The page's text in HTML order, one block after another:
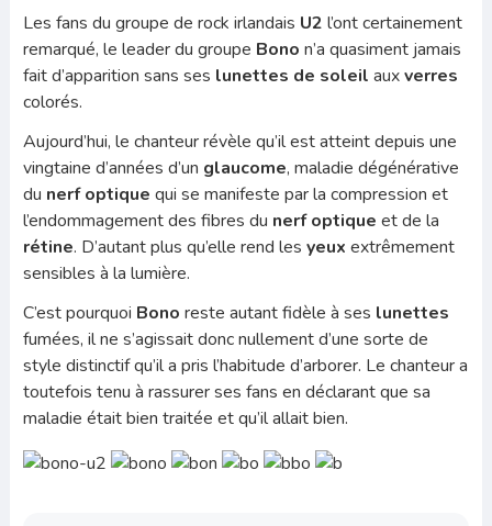
Les fans du groupe de rock irlandais U2 l’ont certainement
remarqué, le leader du groupe Bono n’a quasiment jamais
fait d’apparition sans ses lunettes de soleil auxverres
colorés.
Aujourd’hui, le chanteur révèle qu’il est atteint depuis une
vingtaine d’années d’un glaucome, maladie dégénérative
du nerf optique qui se manifeste par la compression et
l’endommagement des fibres du nerf optique et de la
rétine. D’autant plus qu’elle rend les yeux extrêmement
sensibles à la lumière.
C’est pourquoi Bono reste autant fidèle à ses lunettes
fumées, il ne s’agissait donc nullement d’une sorte de
style distinctif qu’il a pris l’habitude d’arborer. Le chanteur a
toutefois tenu à rassurer ses fans en déclarant que sa
maladie était bien traitée et qu’il allait bien.